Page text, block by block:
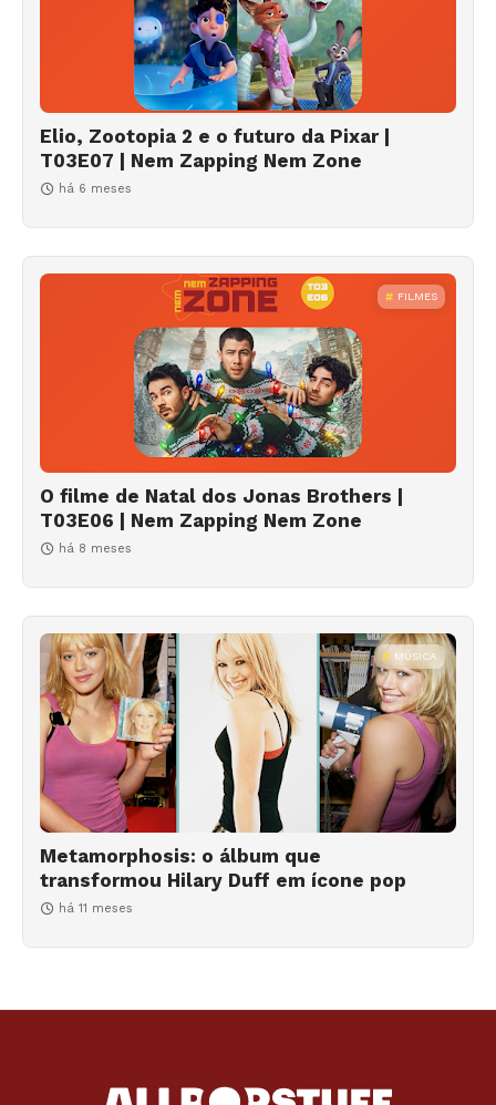
Elio, Zootopia 2 e o futuro da Pixar |
T03E07 | Nem Zapping Nem Zone
há 6 meses
FILMES
O filme de Natal dos Jonas Brothers |
T03E06 | Nem Zapping Nem Zone
há 8 meses
MÚSICA
Metamorphosis: o álbum que
transformou Hilary Duff em ícone pop
há 11 meses